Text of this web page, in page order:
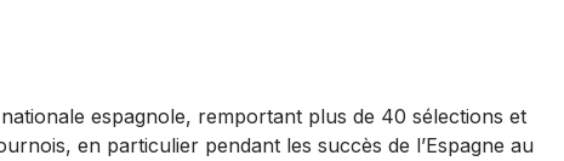
espagnole, remportant plus de 40 sélections et
en particulier pendant les succès de l’Espagne au